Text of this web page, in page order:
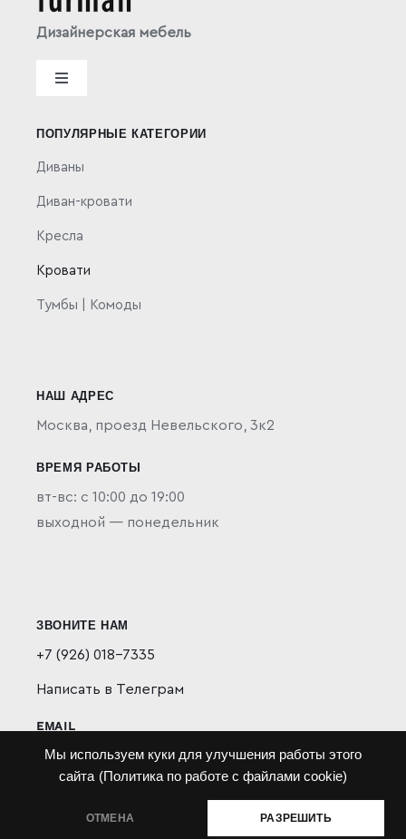
Мы используем куки для улучшения работы этого
сайта (Политика по работе с файлами cookie)
ОТМЕНА РАЗРЕШИТЬ
Дизайнерская мебель
Toggle
Политика конфиденциальности
ПОПУЛЯРНЫЕ КАТЕГОРИИ
Диваны
Диван-кровати
Кресла
Кровати
Тумбы | Комоды
НАШ АДРЕС
Москва, проезд Невельского, 3к2
ВРЕМЯ РАБОТЫ
вт-вс: с 10:00 до 19:00
выходной — понедельник
ЗВОНИТЕ НАМ
+7 (926) 018-7335
Написать в Телеграм
EMAIL
furman.moskva@yandex.ru